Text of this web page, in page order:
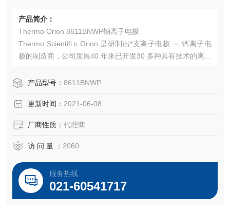
产品简介：
Thermo Orion 8611BNWP钠离子电极
Thermo Scientifi c Orion 是研制出*支离子电极 － 钙离子电
极的制造商，公司发展40 年来已开发30 多种具有技术的离子
造商。Orion 的许多离子电极分析方法已被众多国家的政府组
产品型号： 8611BNWP
更新时间： 2021-06-08
厂商性质： 代理商
访 问 量 ： 2060
服务热线
021-60541717